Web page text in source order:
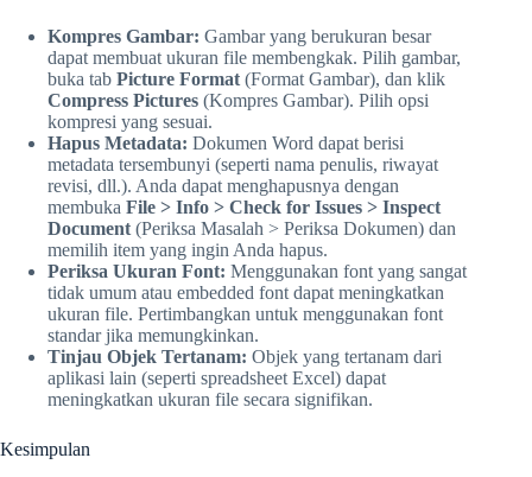
Kompres Gambar: Gambar yang berukuran besar
dapat membuat ukuran file membengkak. Pilih gambar,
buka tab Picture Format (Format Gambar), dan klik
Compress Pictures (Kompres Gambar). Pilih opsi
kompresi yang sesuai.
Hapus Metadata: Dokumen Word dapat berisi
metadata tersembunyi (seperti nama penulis, riwayat
revisi, dll.). Anda dapat menghapusnya dengan
membuka File > Info > Check for Issues > Inspect
Document (Periksa Masalah > Periksa Dokumen) dan
memilih item yang ingin Anda hapus.
Periksa Ukuran Font: Menggunakan font yang sangat
tidak umum atau embedded font dapat meningkatkan
ukuran file. Pertimbangkan untuk menggunakan font
standar jika memungkinkan.
Tinjau Objek Tertanam: Objek yang tertanam dari
aplikasi lain (seperti spreadsheet Excel) dapat
meningkatkan ukuran file secara signifikan.
Kesimpulan